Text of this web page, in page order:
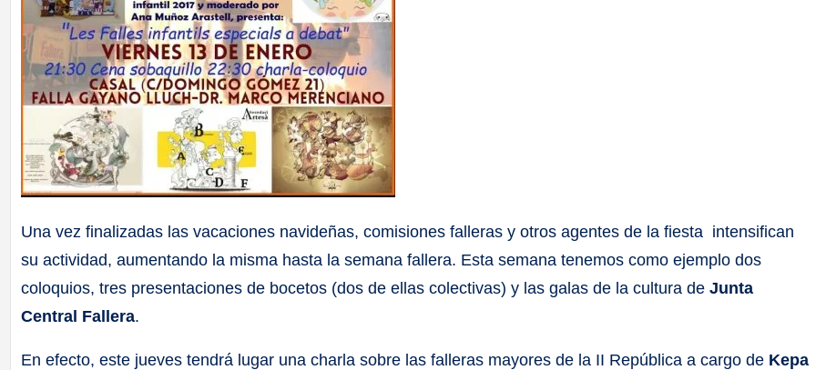
Una vez finalizadas las vacaciones navideñas, comisiones falleras y otros agentes de la fiesta intensifican
su actividad, aumentando la misma hasta la semana fallera. Esta semana tenemos como ejemplo dos
coloquios, tres presentaciones de bocetos (dos de ellas colectivas) y las galas de la cultura deJunta
Central Fallera.
En efecto, este jueves tendrá lugar una charla sobre las falleras mayores de la II República a cargo de Kepa